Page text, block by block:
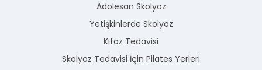
Adolesan Skolyoz
Yetişkinlerde Skolyoz
Kifoz Tedavisi
Skolyoz Tedavisi İçin Pilates Yerleri